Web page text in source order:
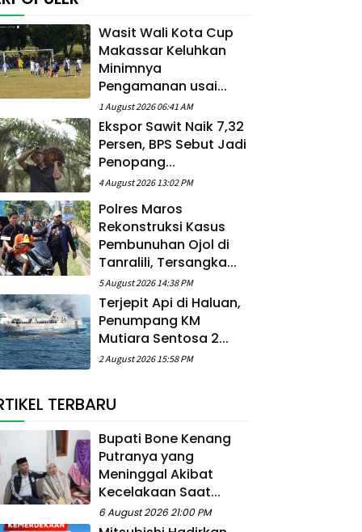
Wasit Wali Kota Cup
Makassar Keluhkan
Minimnya
Pengamanan usai...
1 August 2026 06:41 AM
Ekspor Sawit Naik 7,32
Persen, BPS Sebut Jadi
Penopang...
4 August 2026 13:02 PM
Polres Maros
Rekonstruksi Kasus
Pembunuhan Ojol di
Tanralili, Tersangka...
5 August 2026 14:38 PM
Terjepit Api di Haluan,
Penumpang KM
Mutiara Sentosa 2...
2 August 2026 15:58 PM
TERBARU
Bupati Bone Kenang
Putranya yang
Meninggal Akibat
Kecelakaan Saat...
6 August 2026 21:00 PM